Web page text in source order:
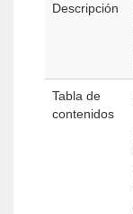
Descripción
Tabla de
contenidos